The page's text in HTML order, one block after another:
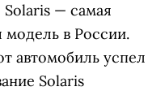
Solaris — самая
модель в России.
автомобиль успел
Solaris